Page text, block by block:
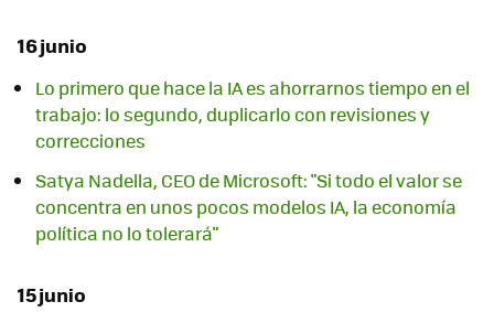
16 junio
Lo primero que hace la IA es ahorrarnos tiempo en el
trabajo: lo segundo, duplicarlo con revisiones y
correcciones
Satya Nadella, CEO de Microsoft: "Si todo el valor se
concentra en unos pocos modelos IA, la economía
política no lo tolerará"
15 junio